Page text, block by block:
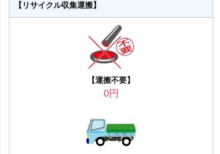
【リサイクル収集運搬】
【運搬不要】
0円